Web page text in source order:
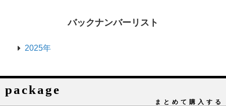
バックナンバーリスト
2025年
package
まとめて購入する